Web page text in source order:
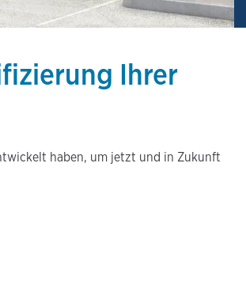
Ihrer
haben, um jetzt und in Zukunft